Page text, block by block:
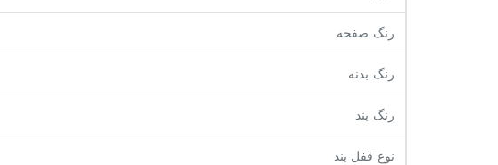
رنگ صفحه
رنگ بدنه
رنگ بند
نوع قفل بند